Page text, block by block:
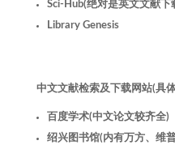
Sci-Hub(绝对是英文文献下
Library Genesis
中文文献检索及下载网站(具
百度学术(中文论文较齐全)
绍兴图书馆(内有万方、维